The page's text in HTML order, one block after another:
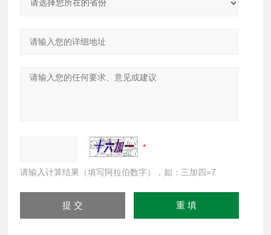
请输入计算结果（填写阿拉伯数字），如：三加四=7